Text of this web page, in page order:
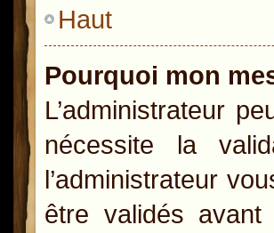
Haut
Pourquoi mon
L’administrateur
nécessite la
l’administrateur
être validés avant